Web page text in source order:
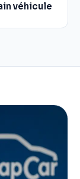
véhicule